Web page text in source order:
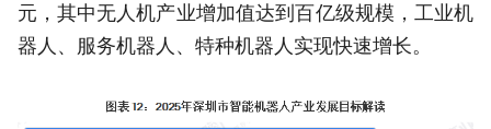
元，其中无人机产业增加值达到百亿级规模，工业机
器人、服务机器人、特种机器人实现快速增长。